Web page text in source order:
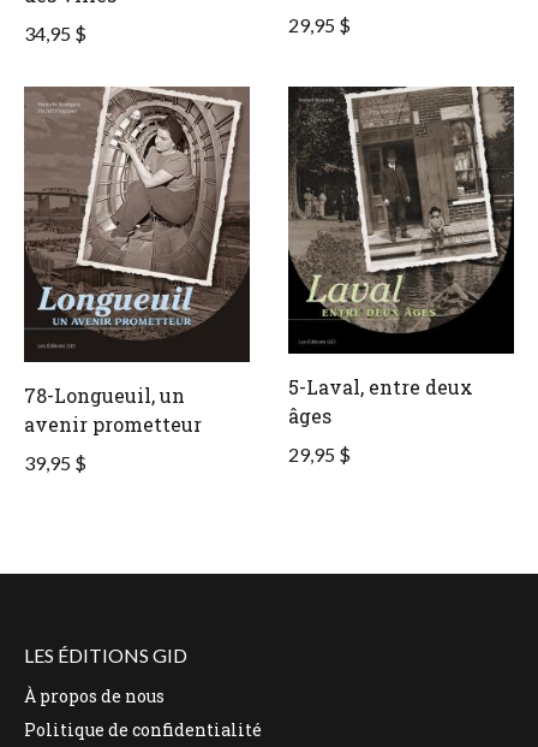
34,95 $ 29,95 $
78-Longueuil, un
avenir prometteur
39,95 $
5-Laval, entre deux
âges
29,95 $
LES ÉDITIONS GID
À propos de nous
Politique de confidentialité